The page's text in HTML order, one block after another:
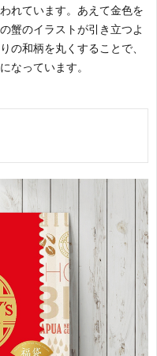
れています。あえて金色を
蟹のイラストが引き立つよ
の和柄を丸くすることで、
なっています。